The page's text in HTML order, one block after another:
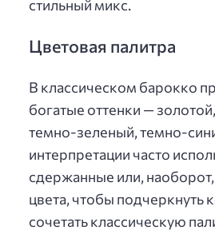
стильный микс.
Цветовая палитра
В классическом барокко
богатые оттенки —
темно-зеленый, темно-
интерпретации часто
сдержанные или,
цвета, чтобы подчеркнуть
сочетать классическую